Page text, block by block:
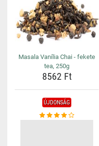
Masala Vanília Chai - fekete
tea, 250g
8562 Ft
ÚJDONSÁG